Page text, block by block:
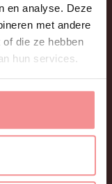
en analyse. Deze
met andere
die ze hebben
hun services.
tips, tricks,
zo eenvoudig